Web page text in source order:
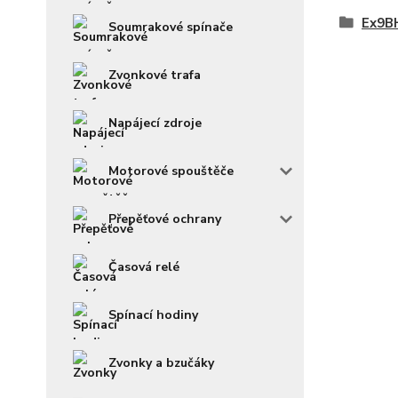
Soumrakové spínače
Zvonkové trafa
Napájecí zdroje
Motorové spouštěče
Přepěťové ochrany
Časová relé
Spínací hodiny
Zvonky a bzučáky